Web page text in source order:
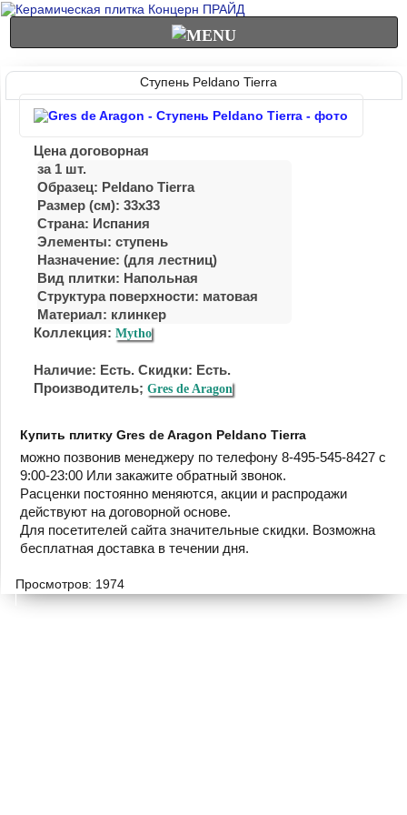
Ступень Peldano Tierra
Цена договорная
за 1 шт.
Образец: Peldano Tierra
Размер (см): 33x33
Страна: Испания
Элементы: ступень
Назначение: (для лестниц)
Вид плитки: Напольная
Структура поверхности: матовая
Материал: клинкер
Коллекция: Mytho
Наличие: Есть. Скидки: Есть.
Производитель; Gres de Aragon
Купить плитку Gres de Aragon Peldano Tierra
можно позвонив менеджеру по телефону 8-495-545-8427 с
9:00-23:00 Или закажите обратный звонок.
Расценки постоянно меняются, акции и распродажи
действуют на договорной основе.
Для посетителей сайта значительные скидки. Возможна
бесплатная доставка в течении дня.
Просмотров: 1974